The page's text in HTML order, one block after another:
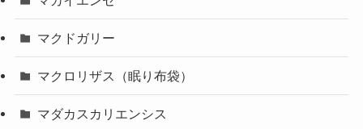
マクドガリー
マクロリザス（眠り布袋）
マダカスカリエンシス